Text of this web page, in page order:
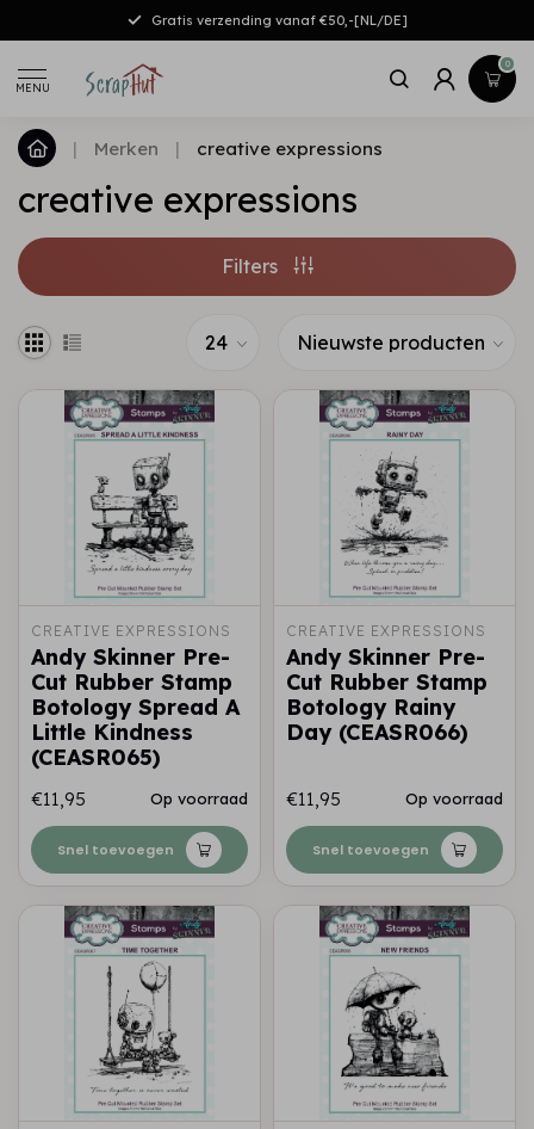
Gratis verzending vanaf €50,-[NL/DE]
MENU
0
| Merken | creative expressions
creative expressions
Filters
CREATIVE EXPRESSIONS
Andy Skinner Pre-
Cut Rubber Stamp
Botology Spread A
Little Kindness
(CEASR065)
€11,95 Op voorraad
Snel toevoegen
CREATIVE EXPRESSIONS
Andy Skinner Pre-
Cut Rubber Stamp
Botology Rainy
Day (CEASR066)
€11,95 Op voorraad
Snel toevoegen